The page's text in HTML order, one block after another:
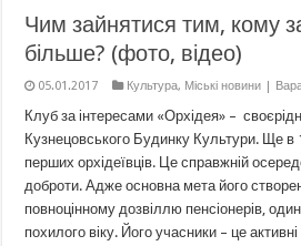
Чим зайнятися тим, кому
більше? (фото, відео)
05.01.2017 Культура, Міські новини |
Клуб за інтересами «Орхідея» –
Кузнецовського Будинку Культури. Ще в
перших орхідеївців. Це справжній
доброти. Адже основна мета його
повноцінному дозвіллю пенсіонерів,
похилого віку. Його учасники – це